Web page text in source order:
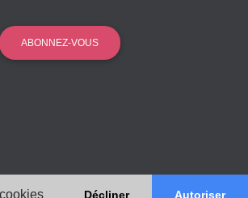
Décliner Autoriser
ABONNEZ-VOUS